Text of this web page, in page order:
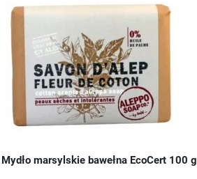
Mydło marsylskie bawełna EcoCert 100 g